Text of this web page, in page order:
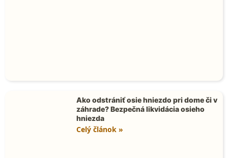
Ako odstrániť osie hniezdo pri dome či v
záhrade? Bezpečná likvidácia osieho
hniezda
Celý článok »